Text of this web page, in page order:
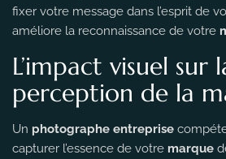
fixer votre message dans l’esprit de
améliore la reconnaissance de votre
L’impact visuel sur
perception de la
Un photographe entreprise
capturer l’essence de votre marque